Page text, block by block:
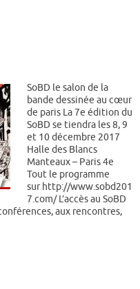
SoBD le salon de la
bande dessinée au cœur
de paris La 7e édition du
SoBD se tiendra les 8, 9
et 10 décembre 2017
Halle des Blancs
Manteaux – Paris 4e
Tout le programme
sur http://www.sobd201
7.com/ L’accès au SoBD
aux rencontres,